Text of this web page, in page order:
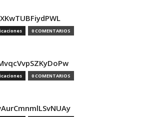
0 COMENTARIOS
0 COMENTARIOS